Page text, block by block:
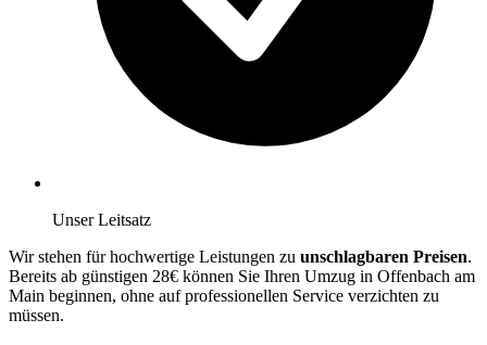
Unser Leitsatz
Wir stehen für hochwertige Leistungen zu unschlagbaren Preisen.
Bereits ab günstigen 28€ können Sie Ihren Umzug in Offenbach am
Main beginnen, ohne auf professionellen Service verzichten zu
müssen.